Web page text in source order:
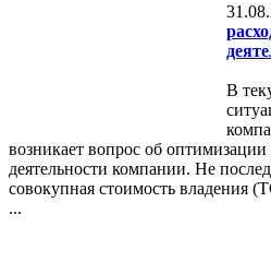
В
возникает вопрос об
деятельности компании. Не
совокупная стоимость владения
...